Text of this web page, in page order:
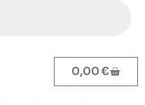
0,00€